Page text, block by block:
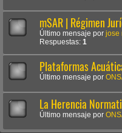
mSAR | Régimen
Último mensaje por jose
Respuestas: 1
Plataformas
Último mensaje por
La Herencia
Último mensaje por